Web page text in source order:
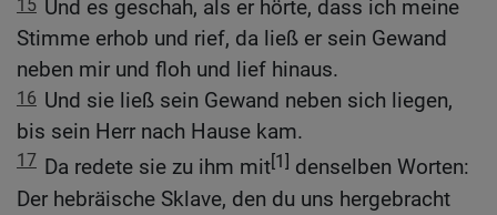
15 Und es geschah, als er hörte, dass ich meine
Stimme erhob und rief, da ließ er sein Gewand
neben mir und floh und lief hinaus.
16 Und sie ließ sein Gewand neben sich liegen,
bis sein Herr nach Hause kam.
17 Da redete sie zu ihm mit[1] denselben Worten:
Der hebräische Sklave, den du uns hergebracht